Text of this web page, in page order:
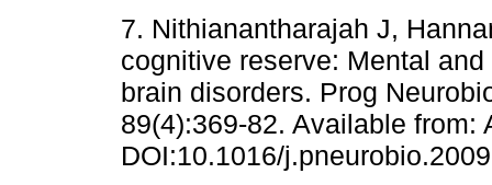
7. Nithianantharajah J,
cognitive reserve: Mental
brain disorders. Prog
89(4):369-82. Available
DOI:10.1016/